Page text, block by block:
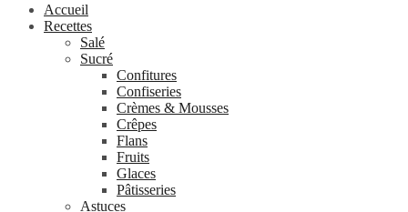
Accueil
Recettes
Salé
Sucré
Confitures
Confiseries
Crèmes & Mousses
Crêpes
Flans
Fruits
Glaces
Pâtisseries
Astuces